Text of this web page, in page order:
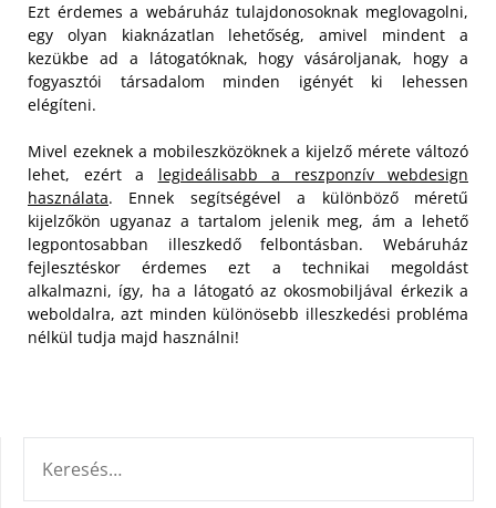
Ezt érdemes a webáruház tulajdonosoknak meglovagolni,
egy olyan kiaknázatlan lehetőség, amivel mindent a
kezükbe ad a látogatóknak, hogy vásároljanak, hogy a
fogyasztói társadalom minden igényét ki lehessen
elégíteni.
Mivel ezeknek a mobileszközöknek a kijelző mérete változó
lehet, ezért a legideálisabb a reszponzív webdesign
használata. Ennek segítségével a különböző méretű
kijelzőkön ugyanaz a tartalom jelenik meg, ám a lehető
legpontosabban illeszkedő felbontásban. Webáruház
fejlesztéskor érdemes ezt a technikai megoldást
alkalmazni, így, ha a látogató az okosmobiljával érkezik a
weboldalra, azt minden különösebb illeszkedési probléma
nélkül tudja majd használni!